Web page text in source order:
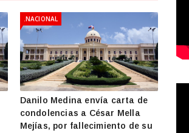
.NACIONAL
Danilo Medina envía carta de
condolencias a César Mella
Mejías, por fallecimiento de su